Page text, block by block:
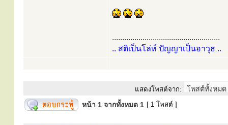
.....................................................
.. สติเป็นโล่ห์ ปัญญาเป็นอาวุธ ..
แสดงโพสต์จาก:
หน้า 1 จากทั้งหมด 1 [ 1 โพสต์ ]